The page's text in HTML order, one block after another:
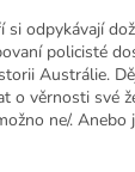
odpykávají
policisté
Austrálie.
o věrnosti své
ne/. Anebo